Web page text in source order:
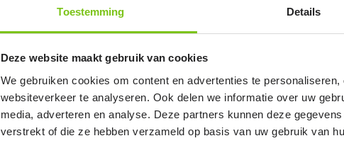
Toestemming Details
Deze website maakt gebruik van cookies
We gebruiken cookies om content en advertenties te
websiteverkeer te analyseren. Ook delen we informatie over uw
media, adverteren en analyse. Deze partners kunnen deze
verstrekt of die ze hebben verzameld op basis van uw gebruik van